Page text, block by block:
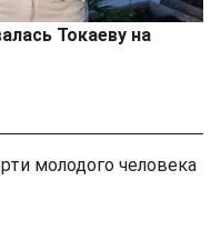
Токаеву на
молодого человека